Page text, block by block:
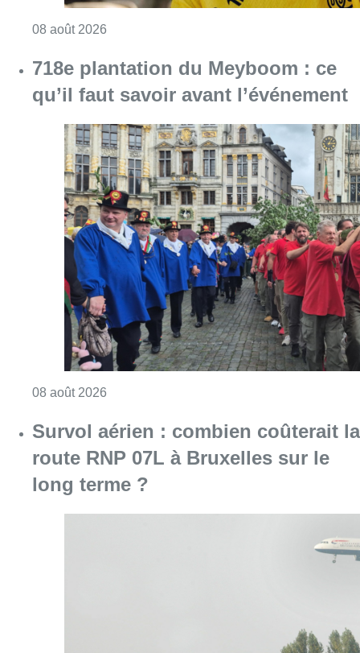
08 août 2026
718e plantation du Meyboom : ce
qu’il faut savoir avant l’événement
08 août 2026
Survol aérien : combien coûterait la
route RNP 07L à Bruxelles sur le
long terme ?